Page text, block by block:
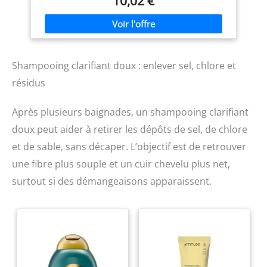
cheveux Equave de Revlon
Professional est facile à
appliquer. Secouez et
mélangez les 2 phases du
Revlon. Utilisez-le sur
lors de l’exposition au soleil.
Ce soin des cheveux est
sans rinçage. RÉSULTATS
ATTENDUS: Le démêlant
cheveux Bi-Phase de Revlon
Professional Protection
Solaire agit comme un
primer pour vos cheveux.
soyeux tout en offrant une
protection thermique
jusqu'à 220°. Ainsi, ce soin
Shampooing clarifiant doux : enlever sel, chlore et
résidus
Après plusieurs baignades, un shampooing clarifiant
doux peut aider à retirer les dépôts de sel, de chlore
et de sable, sans décaper. L’objectif est de retrouver
une fibre plus souple et un cuir chevelu plus net,
surtout si des démangeaisons apparaissent.